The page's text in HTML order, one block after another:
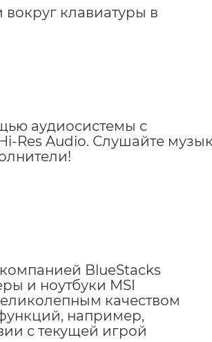
клавиатуры в
аудиосистемы с
Res Audio. Слушайте
BlueStacks
и ноутбуки MSI
качеством
например,
с текущей игрой